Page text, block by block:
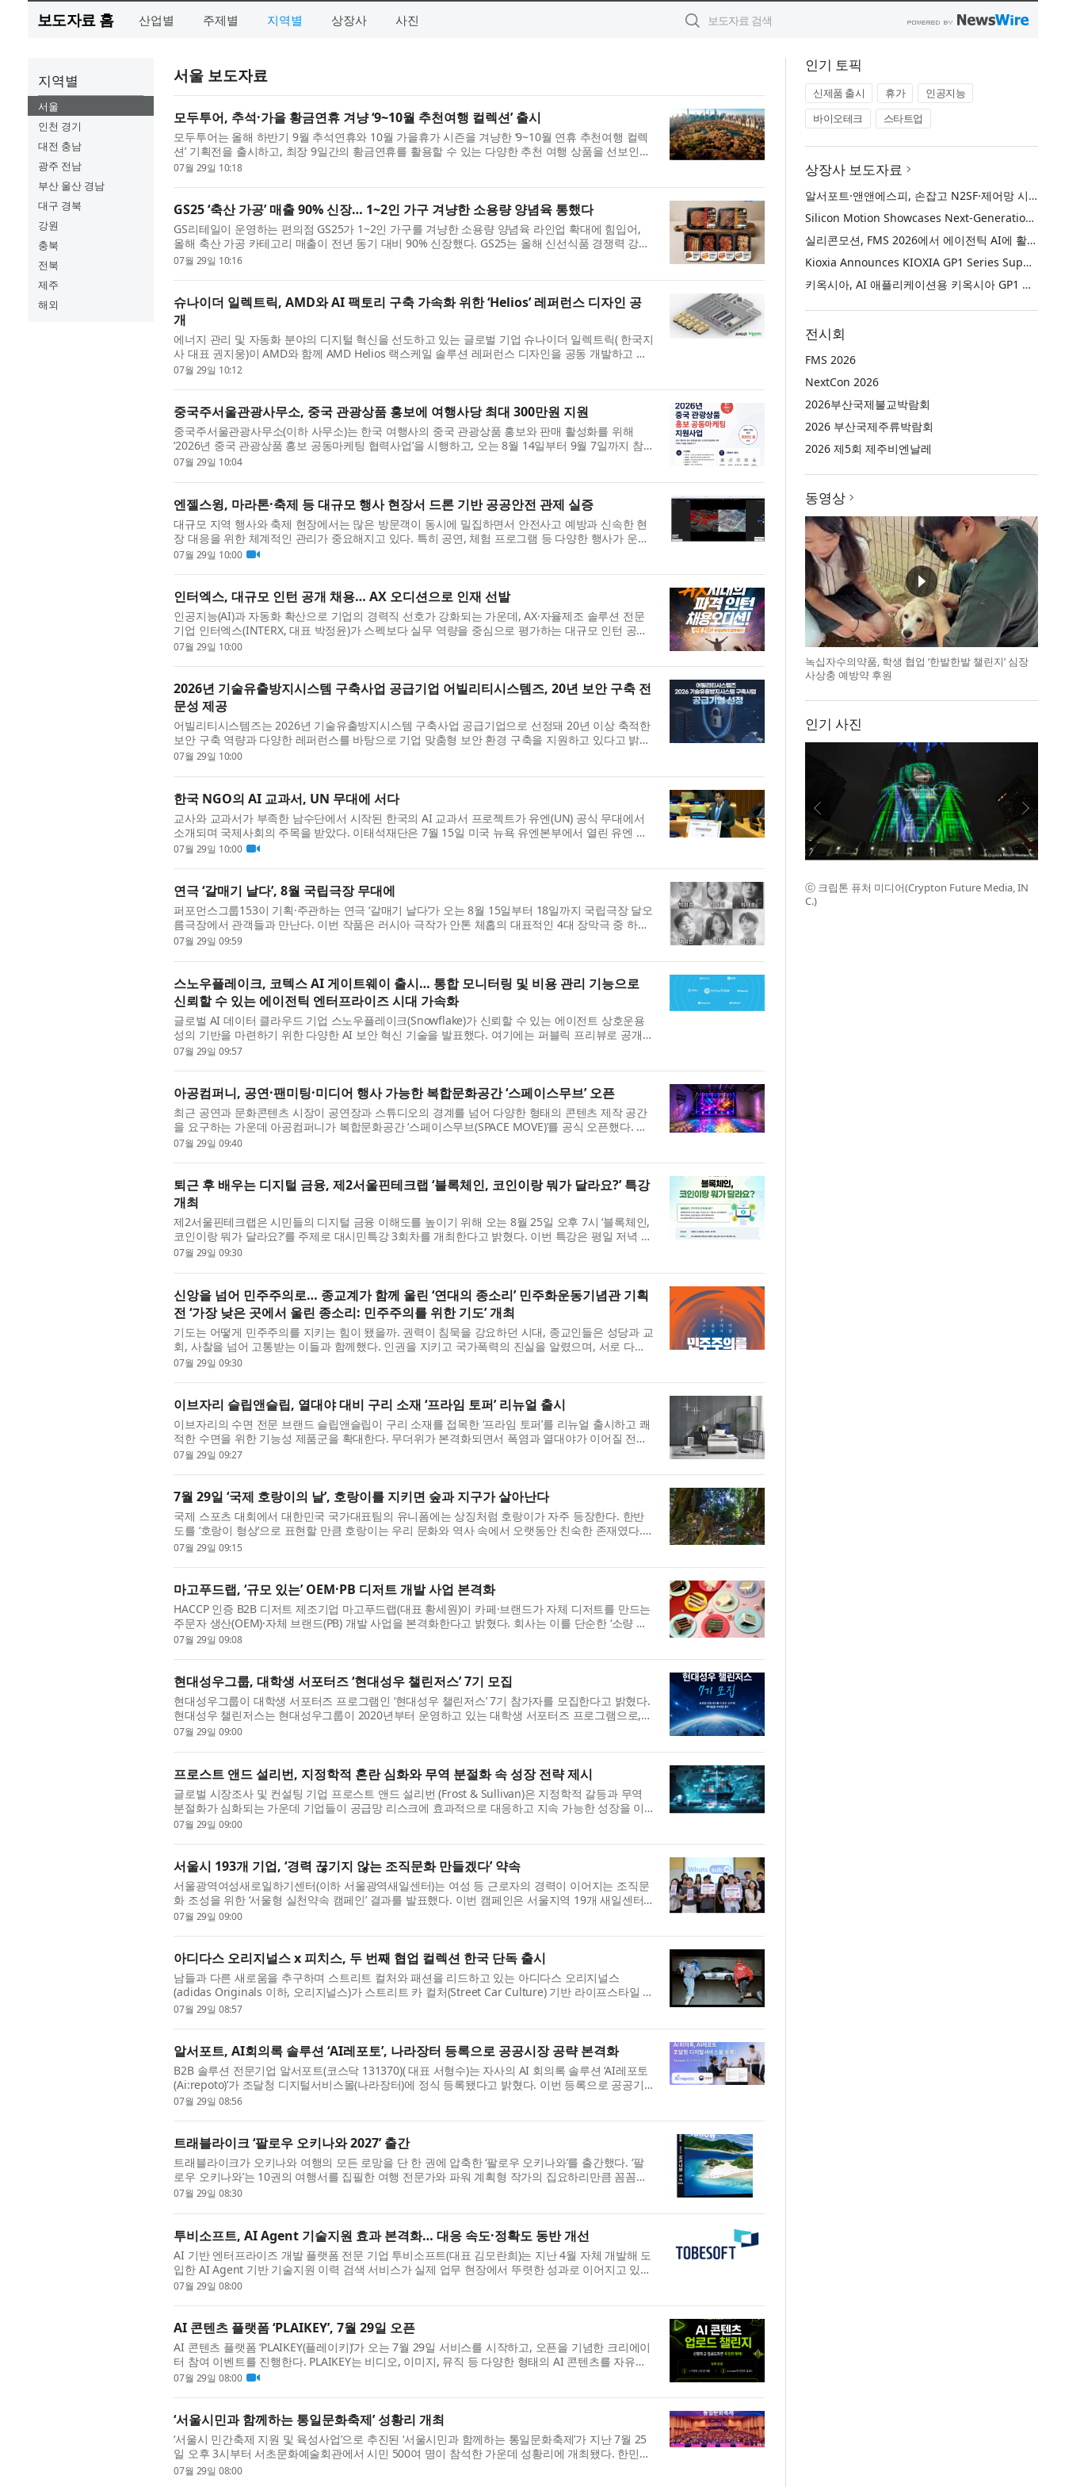
보도자료 홈 산업별 주제별 지역별 상장사 사진
지역별
서울
인천 경기
대전 충남
광주 전남
부산 울산 경남
대구 경북
강원
충북
전북
제주
해외
서울 보도자료
모두투어, 추석·가을 황금연휴 겨냥 ‘9~10월 추천여행 컬렉션’ 출시
모두투어는 올해 하반기 9월 추석연휴와 10월 가을휴가 시즌을 겨냥한 ‘9~10월 연휴 추천여행 컬렉
션’ 기획전을 출시하고, 최장 9일간의 황금연휴를 활용할 수 있는 다양한 추천 여행 상품을 선보인다
고 29일 밝혔다. 올해 9월 추석연휴는 9월 24일부터 26일까지 이...
07월 29일 10:18
GS25 ‘축산 가공’ 매출 90% 신장… 1~2인 가구 겨냥한 소용량 양념육 통했다
GS리테일이 운영하는 편의점 GS25가 1~2인 가구를 겨냥한 소용량 양념육 라인업 확대에 힘입어,
올해 축산 가공 카테고리 매출이 전년 동기 대비 90% 신장했다. GS25는 올해 신선식품 경쟁력 강화
전략의 일환으로 축산 상품 차별화에 집중하고 있다. 특히 1~2인 가...
07월 29일 10:16
슈나이더 일렉트릭, AMD와 AI 팩토리 구축 가속화 위한 ‘Helios’ 레퍼런스 디자인 공
개
에너지 관리 및 자동화 분야의 디지털 혁신을 선도하고 있는 글로벌 기업 슈나이더 일렉트릭( 한국지
사 대표 권지웅)이 AMD와 함께 AMD Helios 랙스케일 솔루션 레퍼런스 디자인을 공동 개발하고 검
증을 완료했다고 밝혔다. 이번 레퍼런스 디자인은 고밀도 AI 인프라...
07월 29일 10:12
중국주서울관광사무소, 중국 관광상품 홍보에 여행사당 최대 300만원 지원
중국주서울관광사무소(이하 사무소)는 한국 여행사의 중국 관광상품 홍보와 판매 활성화를 위해
‘2026년 중국 관광상품 홍보 공동마케팅 협력사업’을 시행하고, 오는 8월 14일부터 9월 7일까지 참
여 여행사를 모집한다고 밝혔다. 최근 중국의 한국 일반여권 소지자 ...
07월 29일 10:04
엔젤스윙, 마라톤·축제 등 대규모 행사 현장서 드론 기반 공공안전 관제 실증
대규모 지역 행사와 축제 현장에서는 많은 방문객이 동시에 밀집하면서 안전사고 예방과 신속한 현
장 대응을 위한 체계적인 관리가 중요해지고 있다. 특히 공연, 체험 프로그램 등 다양한 행사가 운영
되는 환경에서는 실시간 현장 상황 파악과 위험 요소에 대한 선제...
07월 29일 10:00
인터엑스, 대규모 인턴 공개 채용… AX 오디션으로 인재 선발
인공지능(AI)과 자동화 확산으로 기업의 경력직 선호가 강화되는 가운데, AX·자율제조 솔루션 전문
기업 인터엑스(INTERX, 대표 박정윤)가 스펙보다 실무 역량을 중심으로 평가하는 대규모 인턴 공개
채용에 나선다. 인터엑스는 AX·프로젝트 매니지먼트(PM)·전략·마케...
07월 29일 10:00
2026년 기술유출방지시스템 구축사업 공급기업 어빌리티시스템즈, 20년 보안 구축 전
문성 제공
어빌리티시스템즈는 2026년 기술유출방지시스템 구축사업 공급기업으로 선정돼 20년 이상 축적한
보안 구축 역량과 다양한 레퍼런스를 바탕으로 기업 맞춤형 보안 환경 구축을 지원하고 있다고 밝혔
다. 기술유출방지시스템 구축사업은 중소기업의 기술유출을 예방하...
07월 29일 10:00
한국 NGO의 AI 교과서, UN 무대에 서다
교사와 교과서가 부족한 남수단에서 시작된 한국의 AI 교과서 프로젝트가 유엔(UN) 공식 무대에서
소개되며 국제사회의 주목을 받았다. 이태석재단은 7월 15일 미국 뉴욕 유엔본부에서 열린 유엔 경
제사회이사회(ECOSOC) 고위급 정치포럼(HLPF)에서 남수단 AI 교과서...
07월 29일 10:00
연극 ‘갈매기 날다’, 8월 국립극장 무대에
퍼포먼스그룹153이 기획·주관하는 연극 ‘갈매기 날다’가 오는 8월 15일부터 18일까지 국립극장 달오
름극장에서 관객들과 만난다. 이번 작품은 러시아 극작가 안톤 체홉의 대표적인 4대 장막극 중 하나
인 ‘갈매기(The Seagull)’를 원작으로 한다. 예술과 사랑, 인생의...
07월 29일 09:59
스노우플레이크, 코텍스 AI 게이트웨이 출시… 통합 모니터링 및 비용 관리 기능으로
신뢰할 수 있는 에이전틱 엔터프라이즈 시대 가속화
글로벌 AI 데이터 클라우드 기업 스노우플레이크(Snowflake)가 신뢰할 수 있는 에이전트 상호운용
성의 기반을 마련하기 위한 다양한 AI 보안 혁신 기술을 발표했다. 여기에는 퍼블릭 프리뷰로 공개
예정인 ‘코텍스 AI 게이트웨이(Cortex AI Gateway) ’가 포함되며, ...
07월 29일 09:57
아공컴퍼니, 공연·팬미팅·미디어 행사 가능한 복합문화공간 ‘스페이스무브’ 오픈
최근 공연과 문화콘텐츠 시장이 공연장과 스튜디오의 경계를 넘어 다양한 형태의 콘텐츠 제작 공간
을 요구하는 가운데 아공컴퍼니가 복합문화공간 ‘스페이스무브(SPACE MOVE)’를 공식 오픈했다. 스
페이스무브는 공연과 팬미팅, 쇼케이스, 브랜드 론칭 행사, 기자간담...
07월 29일 09:40
퇴근 후 배우는 디지털 금융, 제2서울핀테크랩 ‘블록체인, 코인이랑 뭐가 달라요?’ 특강
개최
제2서울핀테크랩은 시민들의 디지털 금융 이해도를 높이기 위해 오는 8월 25일 오후 7시 ‘블록체인,
코인이랑 뭐가 달라요?’를 주제로 대시민특강 3회차를 개최한다고 밝혔다. 이번 특강은 평일 저녁 7
시에 진행돼 직장인들도 퇴근 후 별도의 연차나 반차를 사용하지...
07월 29일 09:30
신앙을 넘어 민주주의로… 종교계가 함께 울린 ‘연대의 종소리’ 민주화운동기념관 기획
전 ‘가장 낮은 곳에서 울린 종소리: 민주주의를 위한 기도’ 개최
기도는 어떻게 민주주의를 지키는 힘이 됐을까. 권력이 침묵을 강요하던 시대, 종교인들은 성당과 교
회, 사찰을 넘어 고통받는 이들과 함께했다. 인권을 지키고 국가폭력의 진실을 알렸으며, 서로 다른
신앙의 경계를 넘어 민주주의를 위한 연대를 이어갔다. 민주화...
07월 29일 09:30
이브자리 슬립앤슬립, 열대야 대비 구리 소재 ‘프라임 토퍼’ 리뉴얼 출시
이브자리의 수면 전문 브랜드 슬립앤슬립이 구리 소재를 접목한 ‘프라임 토퍼’를 리뉴얼 출시하고 쾌
적한 수면을 위한 기능성 제품군을 확대한다. 무더위가 본격화되면서 폭염과 열대야가 이어질 전망
이다. 기상청에 따르면 최근 10년(2016~2025년) 폭염 일수는 과거...
07월 29일 09:27
7월 29일 ‘국제 호랑이의 날’, 호랑이를 지키면 숲과 지구가 살아난다
국제 스포츠 대회에서 대한민국 국가대표팀의 유니폼에는 상징처럼 호랑이가 자주 등장한다. 한반
도를 ‘호랑이 형상’으로 표현할 만큼 호랑이는 우리 문화와 역사 속에서 오랫동안 친숙한 존재였다.
설화와 민담 속에서는 용맹함과 지혜를 상징하는 동물로 등장했고,...
07월 29일 09:15
마고푸드랩, ‘규모 있는’ OEM·PB 디저트 개발 사업 본격화
HACCP 인증 B2B 디저트 제조기업 마고푸드랩(대표 황세원)이 카페·브랜드가 자체 디저트를 만드는
주문자 생산(OEM)·자체 브랜드(PB) 개발 사업을 본격화한다고 밝혔다. 회사는 이를 단순한 ‘소량 주
문 대행’이 아니라 목표 단가와 물량·판매 채널을 함께 설계하는 ...
07월 29일 09:08
현대성우그룹, 대학생 서포터즈 ‘현대성우 챌린저스’ 7기 모집
현대성우그룹이 대학생 서포터즈 프로그램인 ‘현대성우 챌린저스’ 7기 참가자를 모집한다고 밝혔다.
현대성우 챌린저스는 현대성우그룹이 2020년부터 운영하고 있는 대학생 서포터즈 프로그램으로,
‘도전’이라는 기업 가치관을 바탕으로 대학생들이 모빌리티 산업과 ...
07월 29일 09:00
프로스트 앤드 설리번, 지정학적 혼란 심화와 무역 분절화 속 성장 전략 제시
글로벌 시장조사 및 컨설팅 기업 프로스트 앤드 설리번 (Frost & Sullivan)은 지정학적 갈등과 무역
분절화가 심화되는 가운데 기업들이 공급망 리스크에 효과적으로 대응하고 지속 가능한 성장을 이
어가기 위해 고려해야 할 핵심 공급망 전략을 제시했다. 최근 중동...
07월 29일 09:00
서울시 193개 기업, ‘경력 끊기지 않는 조직문화 만들겠다’ 약속
서울광역여성새로일하기센터(이하 서울광역새일센터)는 여성 등 근로자의 경력이 이어지는 조직문
화 조성을 위한 ‘서울형 실천약속 캠페인’ 결과를 발표했다. 이번 캠페인은 서울지역 19개 새일센터
가 공동 추진하고, 서울 소재 193개 기업이 참여했다. 실천약속은 ...
07월 29일 09:00
아디다스 오리지널스 x 피치스, 두 번째 협업 컬렉션 한국 단독 출시
남들과 다른 새로움을 추구하며 스트리트 컬처와 패션을 리드하고 있는 아디다스 오리지널스
(adidas Originals 이하, 오리지널스)가 스트리트 카 컬처(Street Car Culture) 기반 라이프스타일 브
랜드 피치스(Peaches.)와 함께한 두 번째 협업 컬렉션을 오는 7월 31일...
07월 29일 08:57
알서포트, AI회의록 솔루션 ‘AI레포토’, 나라장터 등록으로 공공시장 공략 본격화
B2B 솔루션 전문기업 알서포트(코스닥 131370)( 대표 서형수)는 자사의 AI 회의록 솔루션 ‘AI레포토
(Ai:repoto)’가 조달청 디지털서비스몰(나라장터)에 정식 등록됐다고 밝혔다. 이번 등록으로 공공기
관은 별도의 입찰 절차 없이 나라장터를 통해 AI레포토를 간편하...
07월 29일 08:56
트래블라이크 ‘팔로우 오키나와 2027’ 출간
트래블라이크가 오키나와 여행의 모든 로망을 단 한 권에 압축한 ‘팔로우 오키나와’를 출간했다. ‘팔
로우 오키나와’는 10권의 여행서를 집필한 여행 전문가와 파워 계획형 작가의 집요하리만큼 꼼꼼한
취재력을 바탕으로, 활기찬 나하 중심가와 본섬 구석구석은 물론...
07월 29일 08:30
투비소프트, AI Agent 기술지원 효과 본격화… 대응 속도·정확도 동반 개선
AI 기반 엔터프라이즈 개발 플랫폼 전문 기업 투비소프트(대표 김모란희)는 지난 4월 자체 개발해 도
입한 AI Agent 기반 기술지원 이력 검색 서비스가 실제 업무 현장에서 뚜렷한 성과로 이어지고 있다
고 29일 밝혔다. 투비소프트는 기존 단어 매칭 방식의 한계로 지...
07월 29일 08:00
AI 콘텐츠 플랫폼 ‘PLAIKEY’, 7월 29일 오픈
AI 콘텐츠 플랫폼 ‘PLAIKEY(플레이키)’가 오는 7월 29일 서비스를 시작하고, 오픈을 기념한 크리에이
터 참여 이벤트를 진행한다. PLAIKEY는 비디오, 이미지, 뮤직 등 다양한 형태의 AI 콘텐츠를 자유롭
게 업로드하고 공유할 수 있는 플랫폼이다. 생성형 AI를 활용해 ...
07월 29일 08:00
‘서울시민과 함께하는 통일문화축제’ 성황리 개최
‘서울시 민간축제 지원 및 육성사업’으로 추진된 ‘서울시민과 함께하는 통일문화축제’가 지난 7월 25
일 오후 3시부터 서초문화예술회관에서 시민 500여 명이 참석한 가운데 성황리에 개최됐다. 한민족
통일여성협의회(총재 안준희)가 주최·주관한 이번 축제는 어린이...
07월 29일 08:00
인기 토픽
신제품 출시 휴가
인공지능
바이오테크
스타트업
상장사 보도자료
알서포트·앤앤에스피, 손잡고 N2SF·제어망 시장 공략
Silicon Motion Showcases Next-Generation Storage Solutions for Agentic AI Applications at FMS 2026
실리콘모션, FMS 2026에서 에이전틱 AI에 활용하기 위한 차세대 스토리지 솔루션 공개
Kioxia Announces KIOXIA GP1 Series Super High IOPS SSDs for AI Applications
키옥시아, AI 애플리케이션용 키옥시아 GP1 시리즈 슈퍼 하이 IOPS SSD 발표
전시회
FMS 2026
NextCon 2026
2026부산국제불교박람회
2026 부산국제주류박람회
2026 제5회 제주비엔날레
동영상
녹십자수의약품, 학생 협업 ‘한발한발 챌린지’ 심장
사상충 예방약 후원
인기 사진
ⓒ 크립톤 퓨처 미디어(Crypton Future Media, IN
C.)